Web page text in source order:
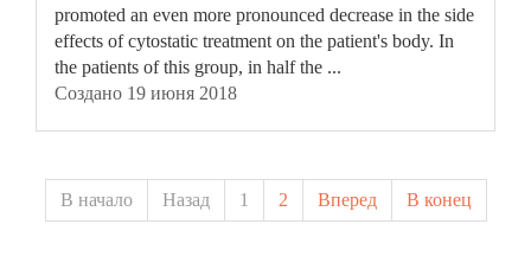
promoted an even more pronounced decrease in the side
effects of cytostatic treatment on the patient's body. In
the patients of this group, in half the ...
Создано 19 июня 2018
В начало Назад 1 2 Вперед В конец